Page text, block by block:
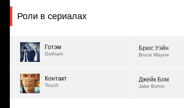
Роли в сериалах
Готэм
Gotham
Брюс Уэйн
Bruce Wayne
Контакт
Touch
Джейк Бом
Jake Bohm